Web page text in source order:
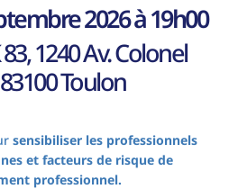
2026 à 19h00
1240 Av. Colonel
Toulon
sensibiliser les professionnels
et facteurs de risque de
professionnel.